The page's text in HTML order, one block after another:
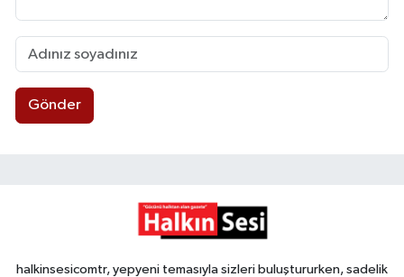
Gönder
halkinsesicomtr, yepyeni temasıyla sizleri buluştururken, sadelik